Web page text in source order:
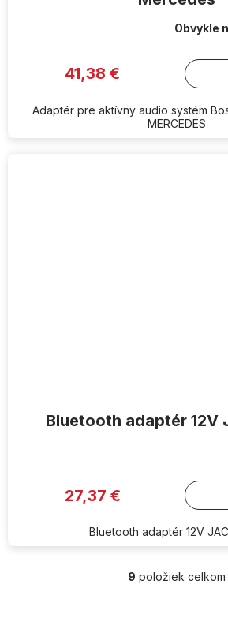
Obvykle
41,38 €
Adaptér pre aktívny audio systém
MERCEDES
Bluetooth adaptér 12V
27,37 €
Bluetooth adaptér 12V
O
9 položiek celkom